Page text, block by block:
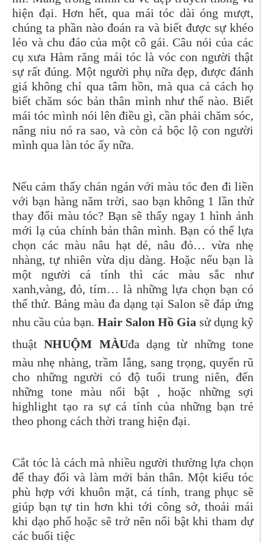
hiện đại. Hơn hết, qua mái tóc dài óng mượt,
chúng ta phần nào đoán ra và biết được sự khéo
léo và chu đáo của một cô gái. Câu nói của các
cụ xưa Hàm răng mái tóc là vóc con người thật
sự rất đúng. Một người phụ nữa đẹp, được đánh
giá không chỉ qua tâm hồn, mà qua cả cách họ
biết chăm sóc bản thân mình như thế nào. Biết
mái tóc mình nói lên điều gì, cần phải chăm sóc,
nâng niu nó ra sao, và còn cả bộc lộ con người
mình qua làn tóc ấy nữa.
Nếu cảm thấy chán ngán với màu tóc đen đi liền
với bạn hàng năm trời, sao bạn không 1 lần thử
thay đổi màu tóc? Bạn sẽ thấy ngay 1 hình ảnh
mới lạ của chính bản thân mình. Bạn có thể lựa
chọn các màu nâu hạt dẻ, nâu đỏ… vừa nhẹ
nhàng, tự nhiên vừa dịu dàng. Hoặc nếu bạn là
một người cá tính thì các màu sắc như
xanh,vàng, đỏ, tím… là những lựa chọn bạn có
thể thử. Bảng màu đa dạng tại Salon sẽ đáp ứng
nhu cầu của bạn. Hair Salon Hồ Gia sử dụng kỹ
thuậtNHUỘM MÀUđa dạng từ những tone
màu nhẹ nhàng, trầm lắng, sang trọng, quyến rũ
cho những người có độ tuổi trung niên, đến
những tone màu nổi bật , hoặc những sợi
highlight tạo ra sự cá tính của những bạn trẻ
theo phong cách thời trang hiện đại.
Cắt tóc là cách mà nhiều người thường lựa chọn
để thay đổi và làm mới bản thân. Một kiểu tóc
phù hợp với khuôn mặt, cá tính, trang phục sẽ
giúp bạn tự tin hơn khi tới công sở, thoải mái
khi dạo phố hoặc sẽ trở nên nổi bật khi tham dự
các buổi tiệc